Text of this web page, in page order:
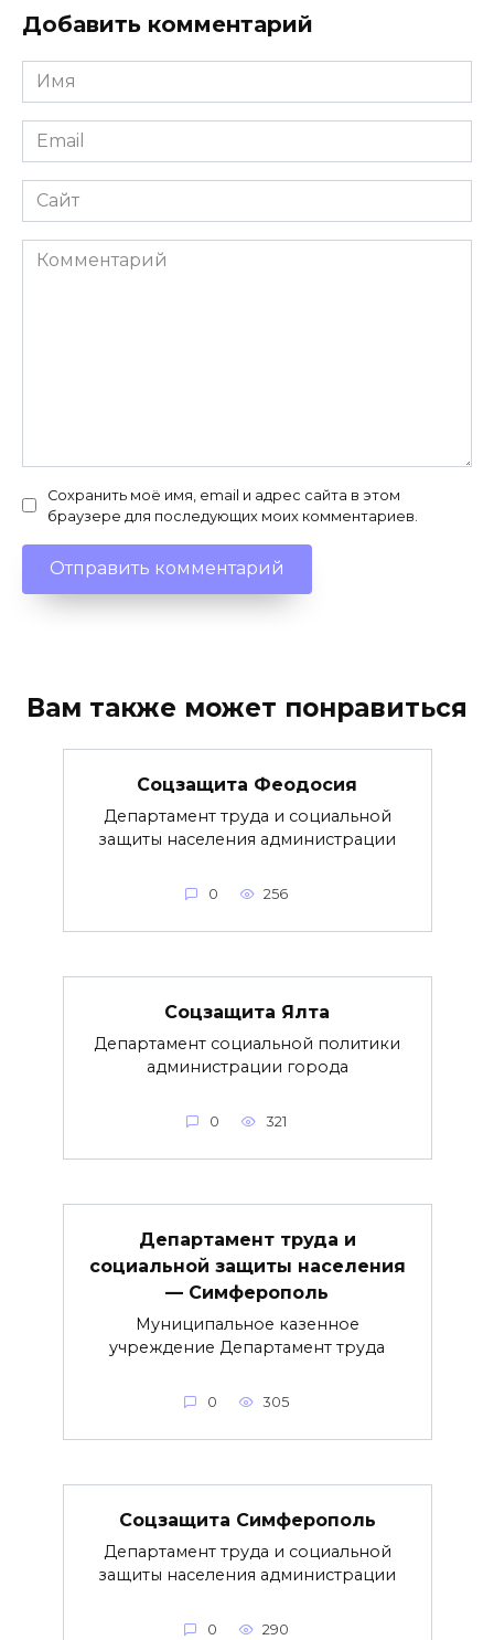
Добавить комментарий
Имя
*
Email
*
Сайт
Комментарий
Сохранить моё имя, email и адрес сайта в этом
браузере для последующих моих комментариев.
Вам также может понравиться
Соцзащита Феодосия
Департамент труда и социальной
защиты населения администрации
0 256
Соцзащита Ялта
Департамент социальной политики
администрации города
0 321
Департамент труда и
социальной защиты населения
— Симферополь
Муниципальное казенное
учреждение Департамент труда
0 305
Соцзащита Симферополь
Департамент труда и социальной
защиты населения администрации
0 290